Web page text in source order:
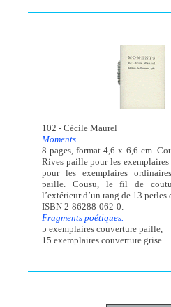
102 - Cécile Maurel
Moments.
8 pages, format 4,6 x 6,6 cm.
Rives paille pour les
pour les exemplaires
paille. Cousu, le fil de
l’extérieur d’un rang de 13 perles
ISBN 2-86288-062-0.
Fragments poétiques.
5 exemplaires couverture paille,
15 exemplaires couverture grise.